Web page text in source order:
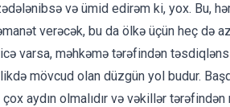
və ümid edirəm ki, yox. Bu,
verəcək, bu da ölkə üçün heç də
varsa, məhkəmə tərəfindən
mövcud olan düzgün yol budur.
çox aydın olmalıdır və vəkillər